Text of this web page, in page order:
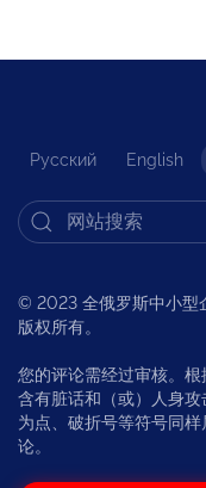
Русский English
© 2023 全俄罗斯中小型
版权所有。
您的评论需经过审核。
含有脏话和（或）人身
为点、破折号等符号同
论。